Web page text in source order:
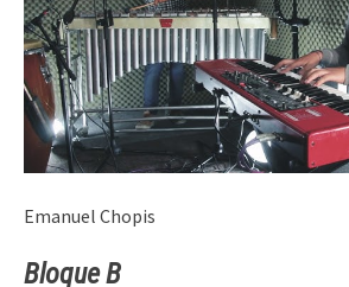
Emanuel Chopis
Bloque B